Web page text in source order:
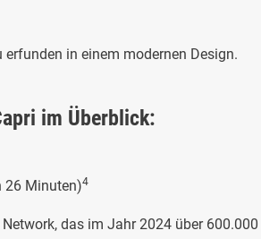
erfunden in einem modernen Design.
im Überblick:
26 Minuten)4
das im Jahr 2024 über